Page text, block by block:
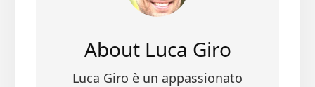
About Luca Giro
Luca Giro è un appassionato